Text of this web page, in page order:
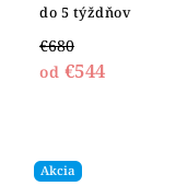
do 5 týždňov
€680
od €544
Akcia